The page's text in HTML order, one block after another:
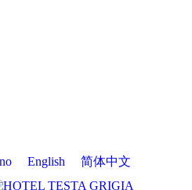
English 简体中文